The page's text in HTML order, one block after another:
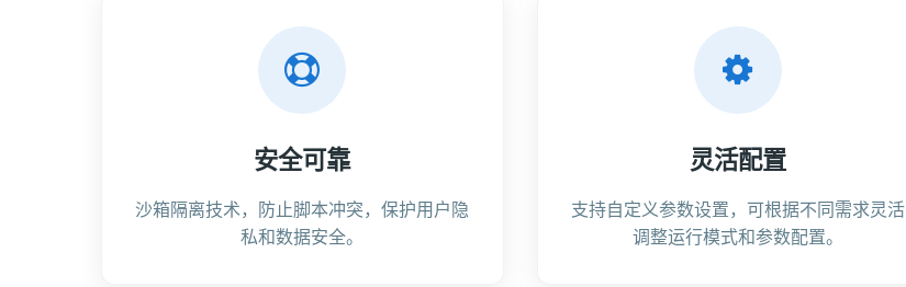
安全可靠
沙箱隔离技术，防止脚本冲突，保护用户隐
私和数据安全。
灵活配置
支持自定义参数设置，可根据不同需求灵活
调整运行模式和参数配置。